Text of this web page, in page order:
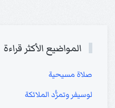
المواضيع الأكثر قراءة
صلاة مسيحية
لوسيفر وتمرُّد الملائكة